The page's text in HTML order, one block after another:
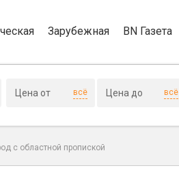
Зарубежная BN Газета
всё всё
с областной пропиской